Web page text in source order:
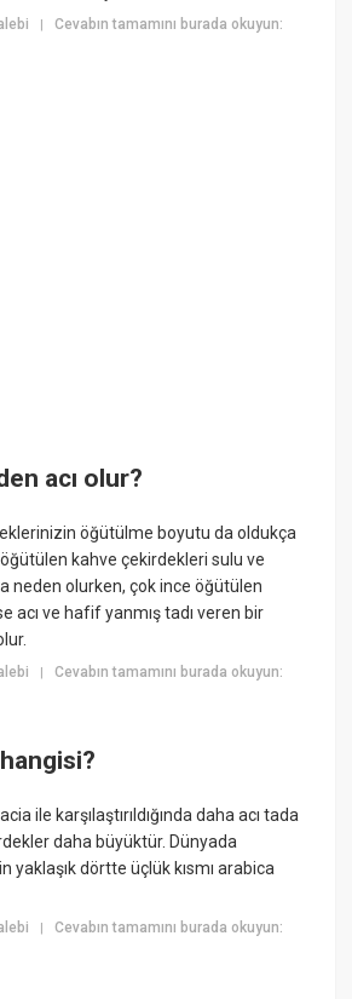
|Cevabın tamamını burada okuyun:
acı olur?
öğütülme boyutu da oldukça
kahve çekirdekleri sulu ve
neden olurken, çok ince öğütülen
acı ve hafif yanmış tadı veren bir
|Cevabın tamamını burada okuyun:
ile karşılaştırıldığında daha acı tada
daha büyüktür. Dünyada
yaklaşık dörtte üçlük kısmı arabica
|Cevabın tamamını burada okuyun: